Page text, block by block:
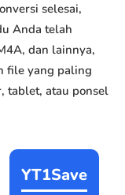
selesai,
Anda telah
dan lainnya,
file yang paling
tablet, atau ponsel
YT1Save